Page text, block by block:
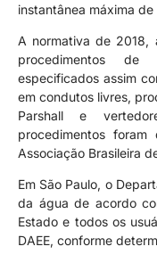
instantânea máxima
A normativa de 2018,
procedimentos de
especificados assim
em condutos livres,
Parshall e
procedimentos
Associação Brasileira
Em São Paulo, o
da água de acordo
Estado e todos os
DAEE, conforme